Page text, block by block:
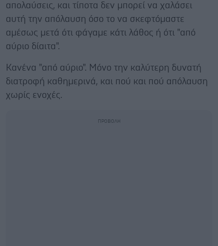
απολαύσεις, και τίποτα δεν μπορεί να χαλάσει
αυτή την απόλαυση όσο το να σκεφτόμαστε
αμέσως μετά ότι φάγαμε κάτι λάθος ή ότι "από
αύριο δίαιτα".
Κανένα "από αύριο". Μόνο την καλύτερη δυνατή
διατροφή καθημερινά, και πού και πού απόλαυση
χωρίς ενοχές.